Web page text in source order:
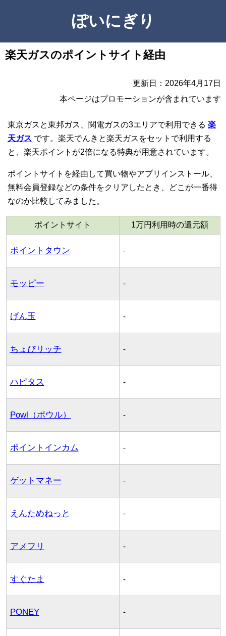
ぽいにぎり
楽天ガスのポイントサイト経由
更新日：2026年4月17日
本ページはプロモーションが含まれています
東京ガスと東邦ガス、関電ガスの3エリアで利用できる 楽
天ガス です。楽天でんきと楽天ガスをセットで利用する
と、楽天ポイントが2倍になる特典が用意されています。
ポイントサイトを経由して買い物やアプリインストール、
無料会員登録などの条件をクリアしたとき、どこが一番得
なのか比較してみました。
ポイントサイト 1万円利用時の還元額
ポイントタウン -
モッピー -
げん玉 -
ちょびリッチ -
ハピタス -
Powl（ポウル） -
ポイントインカム -
ゲットマネー -
えんためねっと -
アメフリ -
すぐたま -
PONEY -